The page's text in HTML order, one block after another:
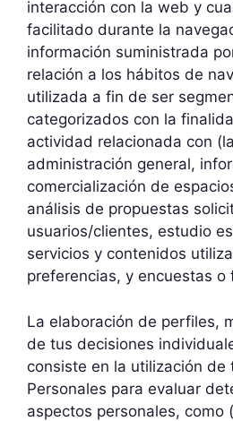
interacción con la web y
facilitado durante la
información suministrada
relación a los hábitos de
utilizada a fin de ser
categorizados con la
actividad relacionada con
administración general,
comercialización de
análisis de propuestas
usuarios/clientes, estudio
servicios y contenidos
preferencias, y encuestas o
La elaboración de perfiles,
de tus decisiones
consiste en la utilización de
Personales para evaluar
aspectos personales, como